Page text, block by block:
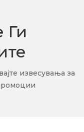
Ги
извесувања за